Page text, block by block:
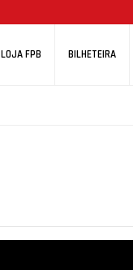
LOJA FPB BILHETEIRA